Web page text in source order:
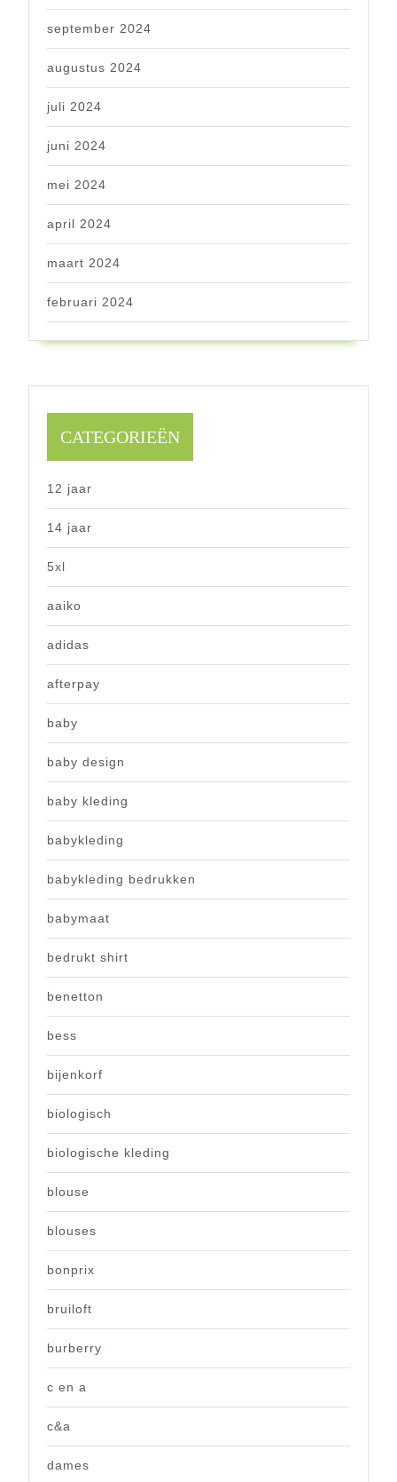
september 2024
augustus 2024
juli 2024
juni 2024
mei 2024
april 2024
maart 2024
februari 2024
CATEGORIEËN
12 jaar
14 jaar
5xl
aaiko
adidas
afterpay
baby
baby design
baby kleding
babykleding
babykleding bedrukken
babymaat
bedrukt shirt
benetton
bess
bijenkorf
biologisch
biologische kleding
blouse
blouses
bonprix
bruiloft
burberry
c en a
c&a
dames